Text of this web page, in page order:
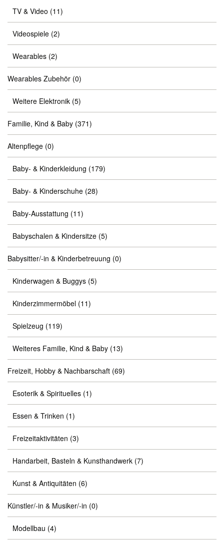
TV & Video (11)
Videospiele (2)
Wearables (2)
Wearables Zubehör (0)
Weitere Elektronik (5)
Familie, Kind & Baby (371)
Altenpflege (0)
Baby- & Kinderkleidung (179)
Baby- & Kinderschuhe (28)
Baby-Ausstattung (11)
Babyschalen & Kindersitze (5)
Babysitter/-in & Kinderbetreuung (0)
Kinderwagen & Buggys (5)
Kinderzimmermöbel (11)
Spielzeug (119)
Weiteres Familie, Kind & Baby (13)
Freizeit, Hobby & Nachbarschaft (69)
Esoterik & Spirituelles (1)
Essen & Trinken (1)
Freizeitaktivitäten (3)
Handarbeit, Basteln & Kunsthandwerk (7)
Kunst & Antiquitäten (6)
Künstler/-in & Musiker/-in (0)
Modellbau (4)